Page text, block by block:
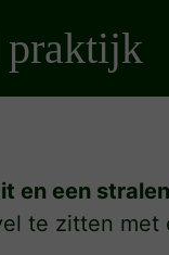
en een
te zitten met